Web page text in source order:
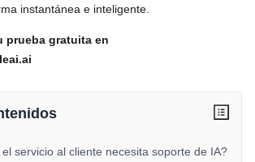
instantánea e inteligente.
prueba gratuita en
servicio al cliente necesita soporte de IA?